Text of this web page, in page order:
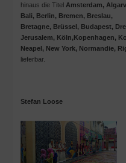
hinaus die Titel Amsterdam,
Bali, Berlin, Bremen, Breslau,
Bretagne, Brüssel, Budapest,
Jerusalem, Köln,Kopenhagen,
Neapel, New York, Normandie,
lieferbar.
Stefan Loose